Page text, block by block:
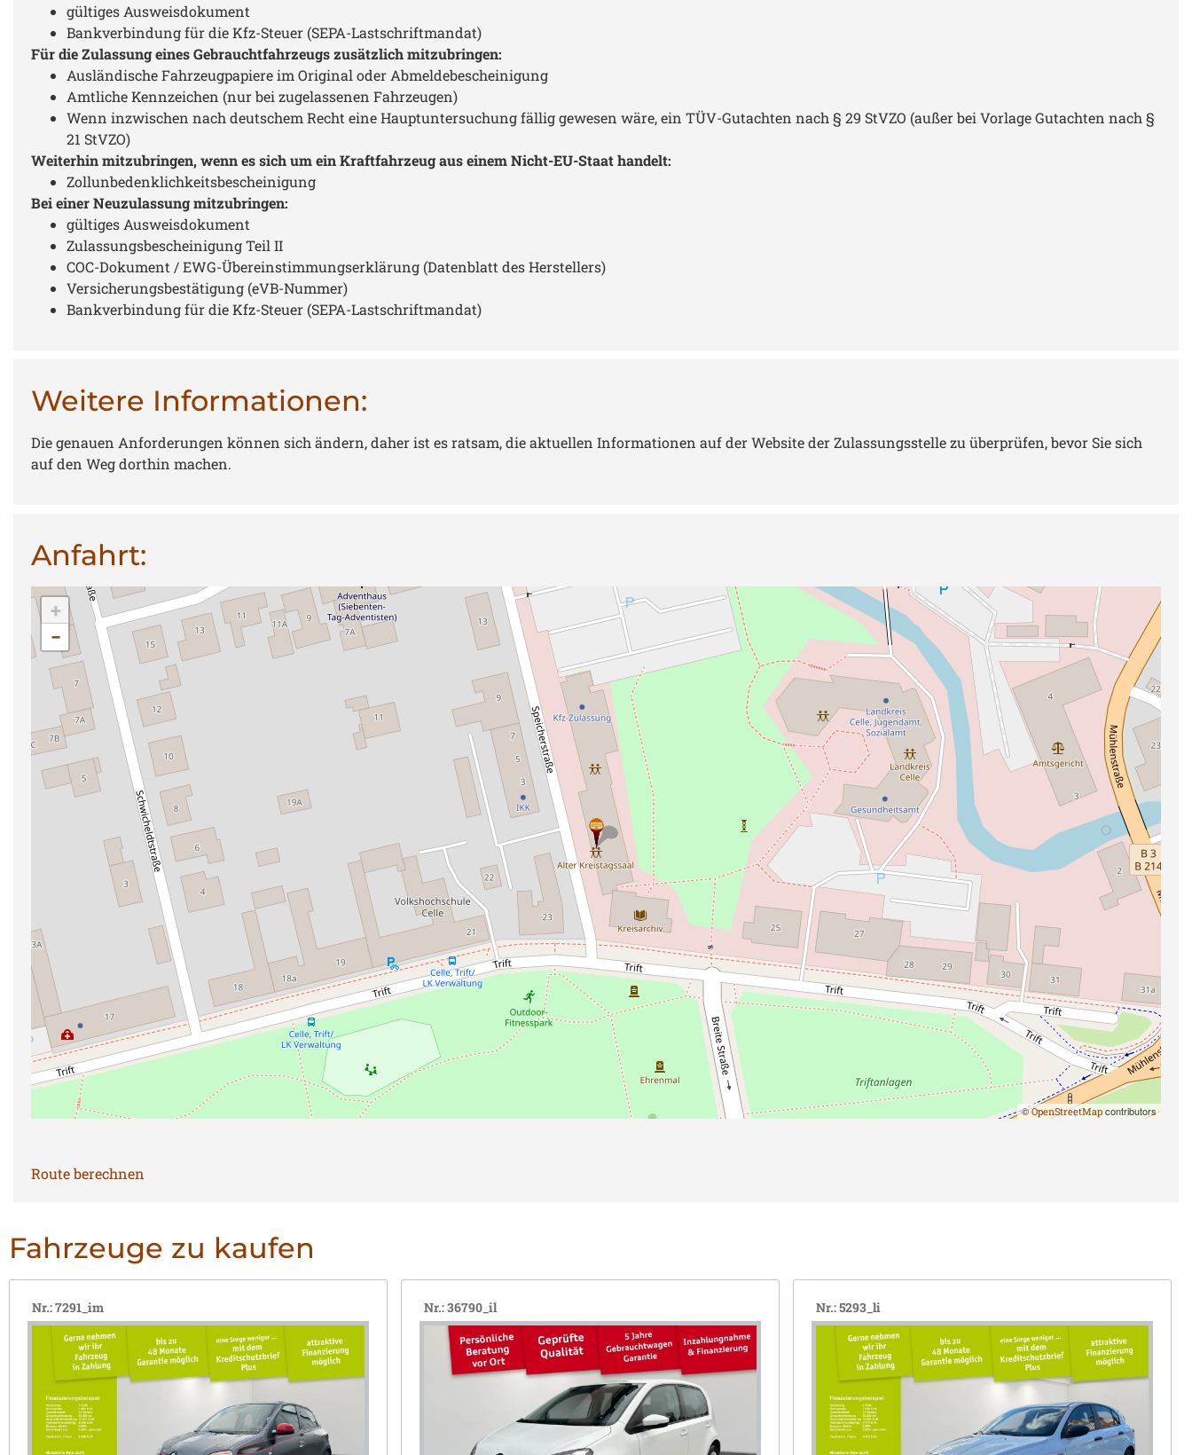
gültiges Ausweisdokument
Bankverbindung für die Kfz-Steuer (SEPA-Lastschriftmandat)
Für die Zulassung eines Gebrauchtfahrzeugs zusätzlich mitzubringen:
Ausländische Fahrzeugpapiere im Original oder Abmeldebescheinigung
Amtliche Kennzeichen (nur bei zugelassenen Fahrzeugen)
Wenn inzwischen nach deutschem Recht eine Hauptuntersuchung fällig gewesen wäre, ein TÜV-Gutachten nach § 29 StVZO (außer bei Vorlage Gutachten nach §
21 StVZO)
Weiterhin mitzubringen, wenn es sich um ein Kraftfahrzeug aus einem Nicht-EU-Staat handelt:
Zollunbedenklichkeitsbescheinigung
Bei einer Neuzulassung mitzubringen:
gültiges Ausweisdokument
Zulassungsbescheinigung Teil II
COC-Dokument / EWG-Übereinstimmungserklärung (Datenblatt des Herstellers)
Versicherungsbestätigung (eVB-Nummer)
Bankverbindung für die Kfz-Steuer (SEPA-Lastschriftmandat)
Weitere Informationen:
Die genauen Anforderungen können sich ändern, daher ist es ratsam, die aktuellen Informationen auf der Website der Zulassungsstelle zu überprüfen, bevor Sie sich
auf den Weg dorthin machen.
Anfahrt:
+
−
©OpenStreetMap contributors
Route berechnen
Fahrzeuge zu kaufen
Nr.: 7291_im Nr.: 36790_il Nr.: 5293_li